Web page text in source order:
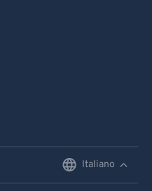
Italiano